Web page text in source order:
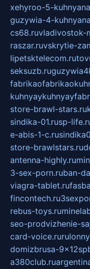
xehyroo-5-
guzywia-4-
cs68.ruvladivostok-
raszar.ruvskrytie-
lipetsktelecom.ru
seksuzb.ru
store-brawl-stars.ru
sindika-01.rusp-
e-abis-1-c.ru
store-brawlstars.ru
antenna-highly.ru
3-sex-porn.ruban-
viagra-tablet.ru
fincontech.ru
rebus-toys.ru
seo-prodvizhenie-
card-voice.ru
domizbrusa-
a380club.ru